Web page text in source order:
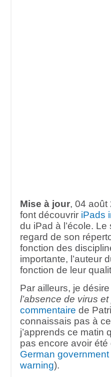
Mise à jour, 04 août
font découvrir iPads
du iPad à l’école.
regard de son
fonction des
importante, l’auteur
fonction de leur
Par ailleurs, je
l’absence de virus
commentaire de
connaissais pas à
j’apprends ce matin
pas encore avoir
German
warning).